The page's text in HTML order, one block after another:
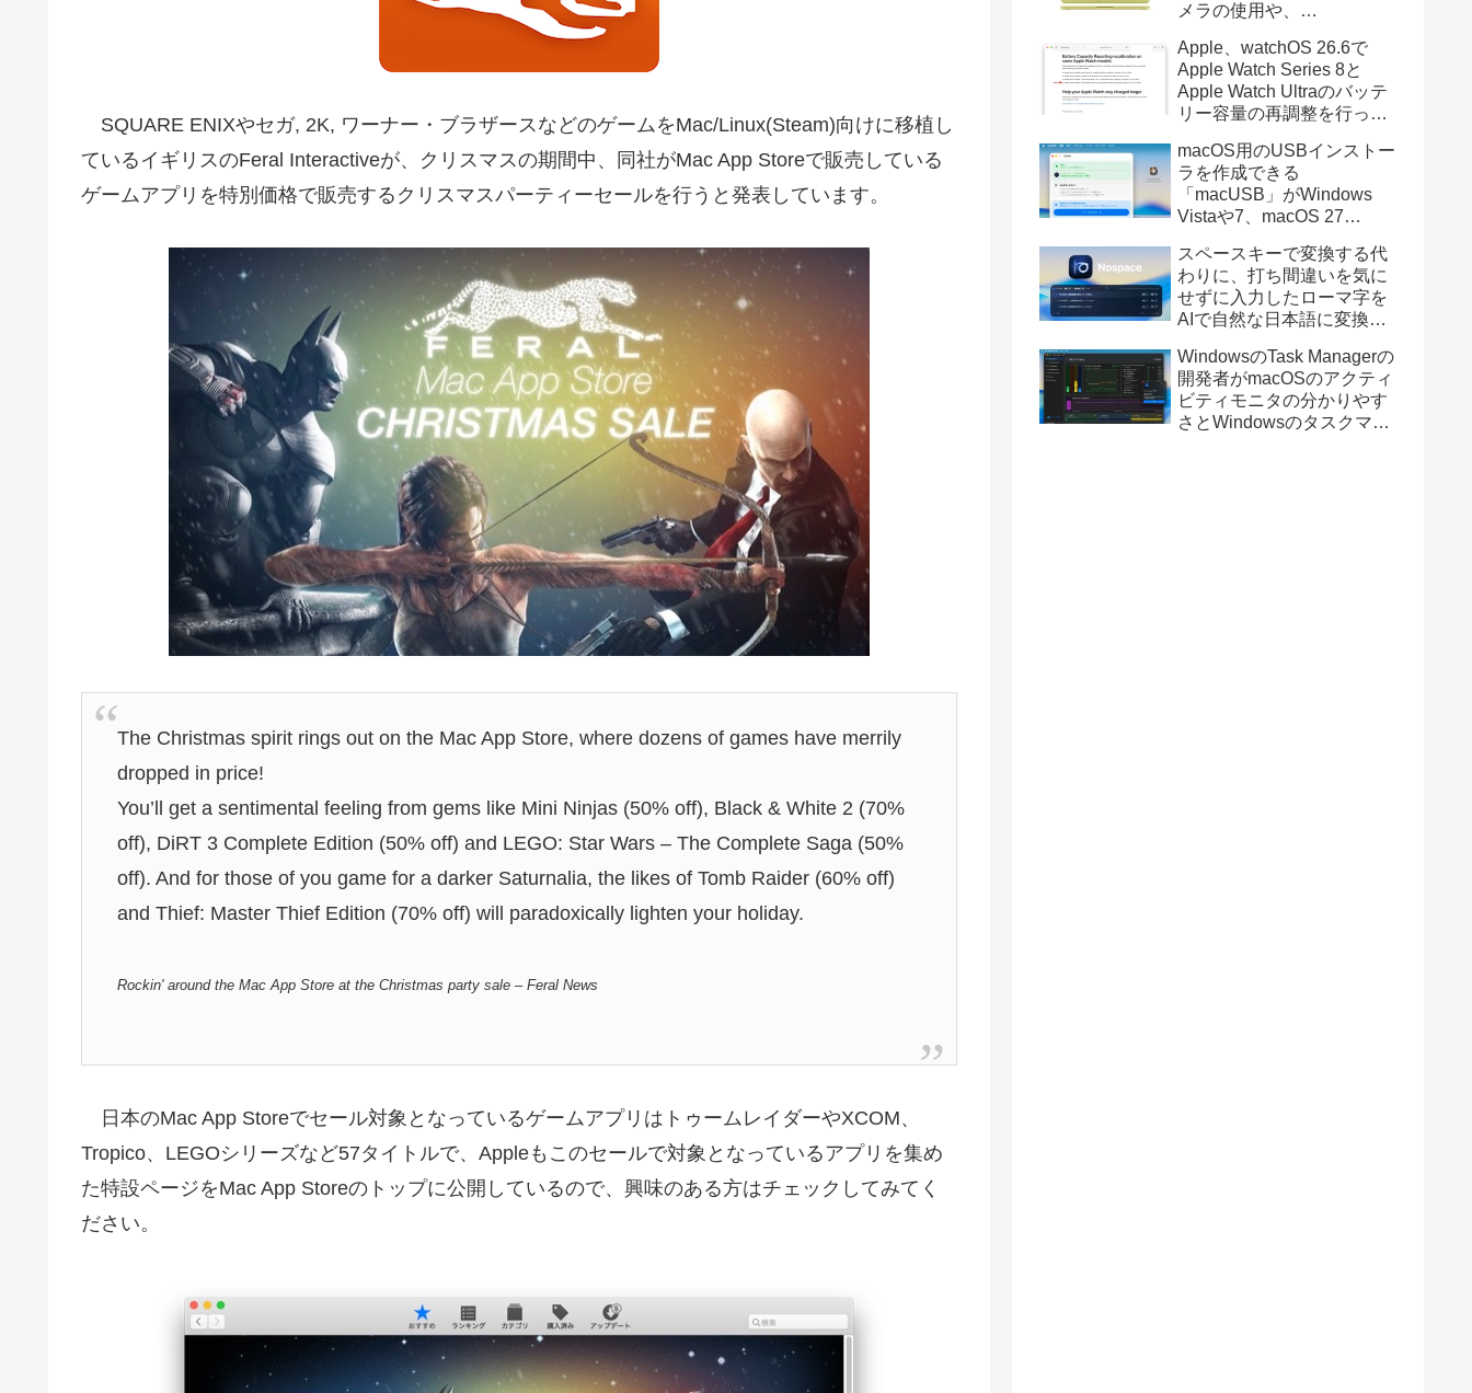
SQUARE ENIXやセガ, 2K, ワーナー・ブラザースなどのゲームをMac/Linux(Steam)向けに移植し
ているイギリスのFeral Interactiveが、クリスマスの期間中、同社がMac App Storeで販売している
ゲームアプリを特別価格で販売するクリスマスパーティーセールを行うと発表しています。
The Christmas spirit rings out on the Mac App Store, where dozens of games have merrily
dropped in price!
You’ll get a sentimental feeling from gems like Mini Ninjas (50% off), Black & White 2 (70%
off), DiRT 3 Complete Edition (50% off) and LEGO: Star Wars – The Complete Saga (50%
off). And for those of you game for a darker Saturnalia, the likes of Tomb Raider (60% off)
and Thief: Master Thief Edition (70% off) will paradoxically lighten your holiday.
Rockin' around the Mac App Store at the Christmas party sale – Feral News
日本のMac App Storeでセール対象となっているゲームアプリはトゥームレイダーやXCOM、
Tropico、LEGOシリーズなど57タイトルで、Appleもこのセールで対象となっているアプリを集め
た特設ページをMac App Storeのトップに公開しているので、興味のある方はチェックしてみてく
ださい。
メラの使用や、
利用しMacBook Neoを復元
する際の安定性が向上。
Apple、watchOS 26.6で
Apple Watch Series 8と
Apple Watch Ultraのバッテ
リー容量の再調整を行った
macOS用のUSBインストー
ラを作成できる
「macUSB」がWindows
Vistaや7、macOS 27
トーラの作成に対応。
スペースキーで変換する代
わりに、打ち間違いを気に
せずに入力したローマ字を
AIで自然な日本語に変換し
力アプリ「Nospace」がリ
リース。
WindowsのTask Managerの
開発者がmacOSのアクティ
ビティモニタの分かりやす
さとWindowsのタスクマネ